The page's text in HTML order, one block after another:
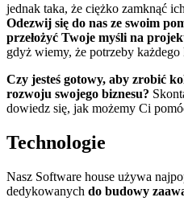
jednak taka, że ciężko zamknąć
Odezwij się do nas ze swoim
przełożyć Twoje myśli na
gdyż wiemy, że potrzeby każdego
Czy jesteś gotowy, aby zrobić
rozwoju swojego biznesu?
dowiedz się, jak możemy Ci
Technologie
Nasz Software house używa
dedykowanych do budowy